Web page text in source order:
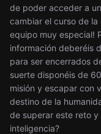
de poder acceder a
cambiar el curso de
equipo muy especial!
información deberéis
para ser encerrados
suerte disponéis de
misión y escapar con
destino de la
de superar este reto
inteligencia?